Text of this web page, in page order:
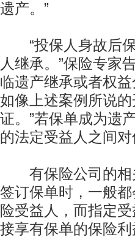
遗产。”
“投保人身故后保
人继承。”保险专家
临遗产继承或者权
如像上述案例所说
证。”若保单成为遗
的法定受益人之间
有保险公司的相
签订保单时，一般
险受益人，而指定
接享有保单的保险